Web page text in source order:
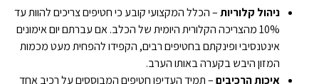
ניהול קלוריות– הכלל המקצועי קובע כי חטיפים צריכים להוות עד
10% מהצריכה הקלורית היומית של הכלב. אם עברתם יום אימונים
אינטנסיבי ופינקתם בחטיפים רבים, הקפידו להפחית מעט מכמות
המזון היבש בקערה באותו הערב.
איכות הרכיבים– תמיד העדיפו חטיפים המבוססים על רכיב אחד